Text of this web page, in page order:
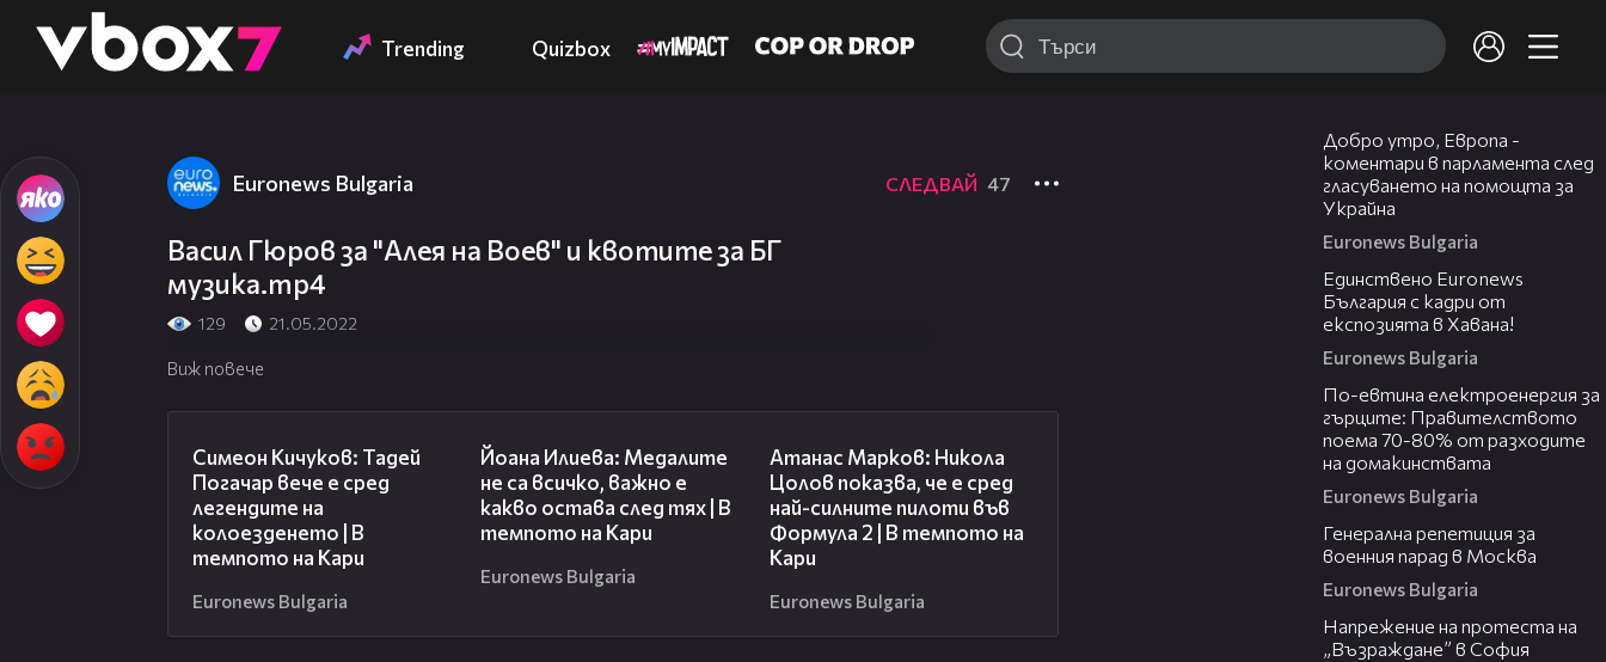
👾 Trending Quizbox
Euronews Bulgaria СЛЕДВАЙ 47
Васил Гюров за "Алея на Воев" и квотите за БГ
музика.mp4
129 21.05.2022
Виж повече
Симеон Кичуков: Тадей
Погачар вече е сред
легендите на
колоезденето | В
темпото на Кари
Euronews Bulgaria
Йоана Илиева: Медалите
не са всичко, важно е
какво остава след тях | В
темпото на Кари
Euronews Bulgaria
Атанас Марков: Никола
Цолов показва, че е сред
най-силните пилоти във
Формула 2 | В темпото на
Кари
Euronews Bulgaria
Добро утро, Европа -
коментари в парламента след
гласуването на помощта за
Украйна
Euronews Bulgaria
Единствено Euronews
България с кадри от
експозията в Хавана!
Euronews Bulgaria
По-евтина електроенергия за
гърците: Правителството
поема 70-80% от разходите
на домакинствата
Euronews Bulgaria
Генерална репетиция за
военния парад в Москва
Euronews Bulgaria
Напрежение на протеста на
„Възраждане” в София